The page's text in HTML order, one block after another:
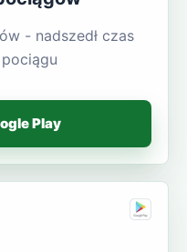
- nadszedł czas
Play